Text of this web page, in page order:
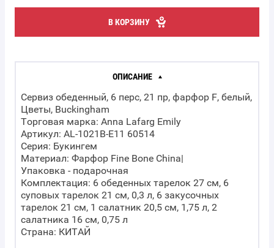
В КОРЗИНУ
ОПИСАНИЕ
Сервиз обеденный, 6 перс, 21 пр, фарфор F, белый,
Цветы, Buckingham
Торговая марка: Anna Lafarg Emily
Артикул: AL-1021B-E11 60514
Серия: Букингем
Материал: Фарфор Fine Bone China|
Упаковка - подарочная
Комплектация: 6 обеденных тарелок 27 см, 6
суповых тарелок 21 см, 0,3 л, 6 закусочных
тарелок 21 см, 1 салатник 20,5 см, 1,75 л, 2
салатника 16 см, 0,75 л
Страна: КИТАЙ